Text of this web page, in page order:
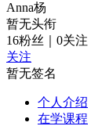
Anna杨
暂无头衔
16粉丝 0关注
关注
暂无签名
个人介绍
在学课程